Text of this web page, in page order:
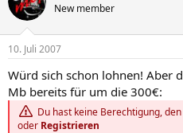
New member
10. Juli 2007
Würd sich schon lohnen! Aber
Mb bereits für um die 300€:
Du hast keine Berechtigung,
oder Registrieren